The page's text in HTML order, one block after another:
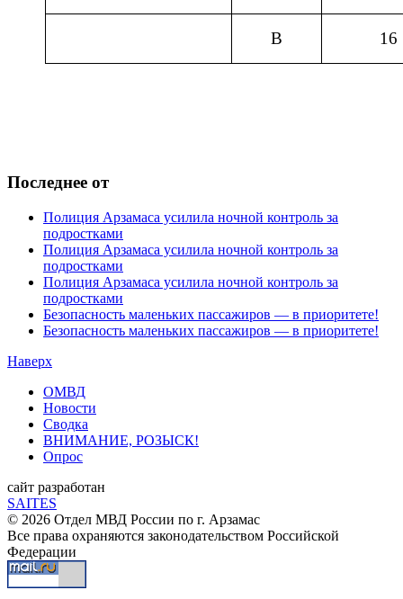
В 16
Последнее от
Полиция Арзамаса усилила ночной контроль за
подростками
Полиция Арзамаса усилила ночной контроль за
подростками
Полиция Арзамаса усилила ночной контроль за
подростками
Безопасность маленьких пассажиров — в приоритете!
Безопасность маленьких пассажиров — в приоритете!
Наверх
ОМВД
Новости
Сводка
ВНИМАНИЕ, РОЗЫСК!
Опрос
сайт разработан
SAITES
© 2026 Отдел МВД России по г. Арзамас
Все права охраняются законодательством Российской
Федерации